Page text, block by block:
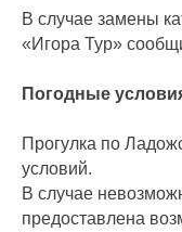
В случае замены
«Игора Тур»
Погодные
Прогулка по
условий.
В случае
предоставлена